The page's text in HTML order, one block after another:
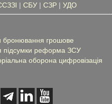
| СБУ| СЗР| УДО
бронювання грошове
підсумки реформа ЗСУ
оборона цифровізація